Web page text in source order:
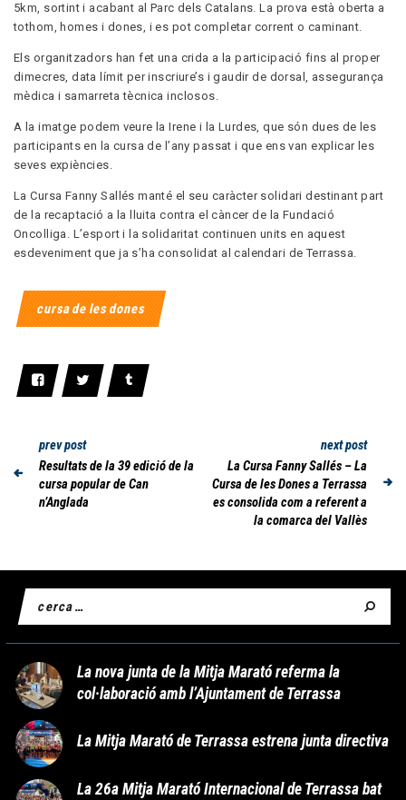
5km, sortint i acabant al Parc dels Catalans. La prova està oberta a
tothom, homes i dones, i es pot completar corrent o caminant.
Els organitzadors han fet una crida a la participació fins al proper
dimecres, data límit per inscriure’s i gaudir de dorsal, assegurança
mèdica i samarreta tècnica inclosos.
A la imatge podem veure la Irene i la Lurdes, que són dues de les
participants en la cursa de l’any passat i que ens van explicar les
seves expiències.
La Cursa Fanny Sallés manté el seu caràcter solidari destinant part
de la recaptació a la lluita contra el càncer de la Fundació
Oncolliga. L’esport i la solidaritat continuen units en aquest
esdeveniment que ja s’ha consolidat al calendari de Terrassa.
cursa de les dones
prev post
Resultats de la 39 edició de la
cursa popular de Can
n’Anglada
next post
La Cursa Fanny Sallés – La
Cursa de les Dones a Terrassa
es consolida com a referent a
la comarca del Vallès
La nova junta de la Mitja Marató referma la
col·laboració amb l’Ajuntament de Terrassa
La Mitja Marató de Terrassa estrena junta directiva
La 26a Mitja Marató Internacional de Terrassa bat